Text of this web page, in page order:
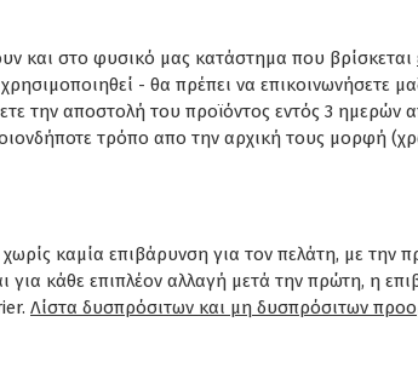
και στο φυσικό μας κατάστημα που βρίσκεται
- θα πρέπει να επικοινωνήσετε
την αποστολή του προϊόντος εντός 3 ημερών
τρόπο απο την αρχική τους μορφή
καμία επιβάρυνση για τον πελάτη, με την
για κάθε επιπλέον αλλαγή μετά την πρώτη, η
Λίστα δυσπρόσιτων και μη δυσπρόσιτων